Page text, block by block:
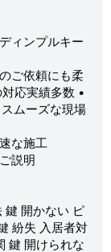
ィンプルキー
ご依頼にも柔
応実績多数 •
ムーズな現場
な施工
説明
鍵 開かない ピ
紛失 入居者対
鍵 開けられな